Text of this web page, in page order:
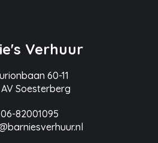
Verhuur
60-11
AV Soesterberg
06-82001095